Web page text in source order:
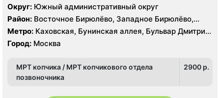
Округ: Южный административный округ
Район: Восточное Бирюлёво, Западное Бирюлёво,
Москворечье-Сабурово, Северное Чертаново,
Центральное Чертаново, Южное Чертаново , Южное
Чертаново , Зюзино, Северное Бутово, Южное Бутово
Метро: Каховская, Бунинская аллея, Бульвар Дмитрия
Донского, Бульвар Адмирала Ушакова, Аннино ,
Пражская, Севастопольская, Улица Академика
Янгеля, Улица Горчакова, Улица Скобелевская, Улица
Старокачаловская, Чертановская, Южная
Город: Москва
МРТ копчика / МРТ копчикового отдела
позвоночника
2900 p.